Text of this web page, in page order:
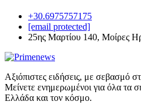
+30.6975757175
[email protected]
25ης Μαρτίου 140, Μοίρες
Αξιόπιστες ειδήσεις, με σεβασμό
Μείνετε ενημερωμένοι για όλα τα
Ελλάδα και τον κόσμο.